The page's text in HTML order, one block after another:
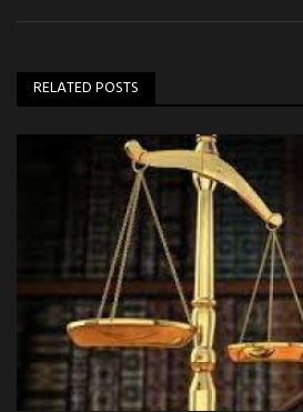
RELATED POSTS